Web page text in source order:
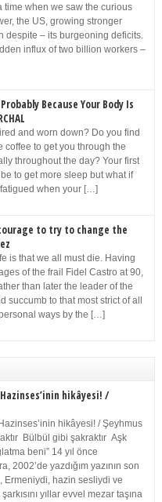
time when we saw the curious
the US, growing stronger
despite – its burgeoning deficits.
influx of two billion workers –
Because Your Body Is
and worn down? Do you find
coffee to get you through the
throughout the day? Your first
to get more sleep but what if
when your […]
to try to change the
is that we all must die. Having
of the frail Fidel Castro at 90,
than later the leader of the
succumb to that most strict of all
ways by the […]
hikâyesi! /
hikâyesi! / Şeyhmus
Bülbül gibi şakraktır Aşk
beni” 14 yıl önce
2002’de yazdığım yazının son
Ermeniydi, hazin sesliydi ve
yıllar evvel mezar taşına